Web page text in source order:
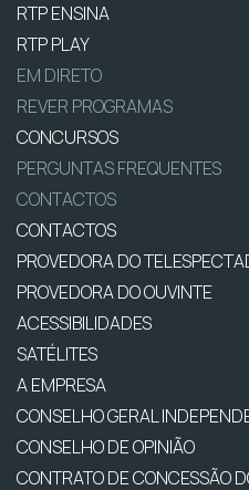
RTP ENSINA
RTP PLAY
EM DIRETO
REVER PROGRAMAS
CONCURSOS
PERGUNTAS FREQUENTES
CONTACTOS
CONTACTOS
PROVEDORA DO
PROVEDORA DO OUVINTE
ACESSIBILIDADES
SATÉLITES
A EMPRESA
CONSELHO GERAL
CONSELHO DE OPINIÃO
CONTRATO DE CONCESSÃO